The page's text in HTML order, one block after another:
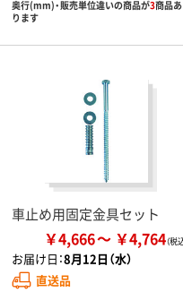
奥行(mm)・販売単位違いの商品が3商品あ
ります
車止め用固定金具セット
￥4,666 ￥4,764
お届け日：8月12日（水）
直送品